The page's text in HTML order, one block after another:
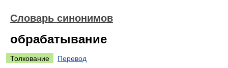
Словарь синонимов
обрабатывание
Толкование
Перевод